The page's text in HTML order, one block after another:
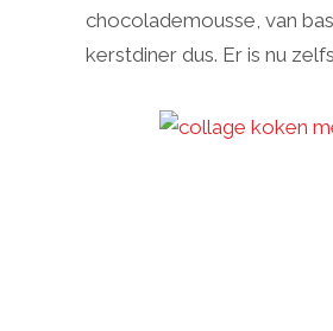
chocolademousse, van
kerstdiner dus. Er is nu